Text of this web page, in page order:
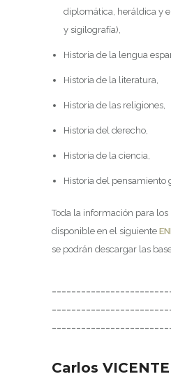
diplomática, heráldica y
y sigilografía),
Historia de la lengua
Historia de la literatura,
Historia de las religiones,
Historia del derecho,
Historia de la ciencia,
Historia del pensamiento
Toda la información para
disponible en el siguiente
se podrán descargar las
Carlos